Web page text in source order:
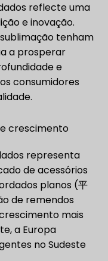
reflecte uma
e inovação.
tenham
a prosperar
e
consumidores
crescimento
representa
de acessórios
planos (平
de remendos
mais
a Europa
no Sudeste